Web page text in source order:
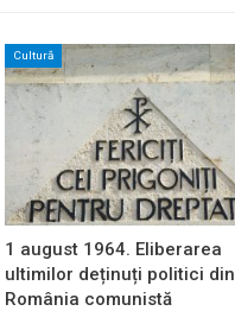
Cultură
1 august 1964. Eliberarea
ultimilor deținuți politici din
România comunistă